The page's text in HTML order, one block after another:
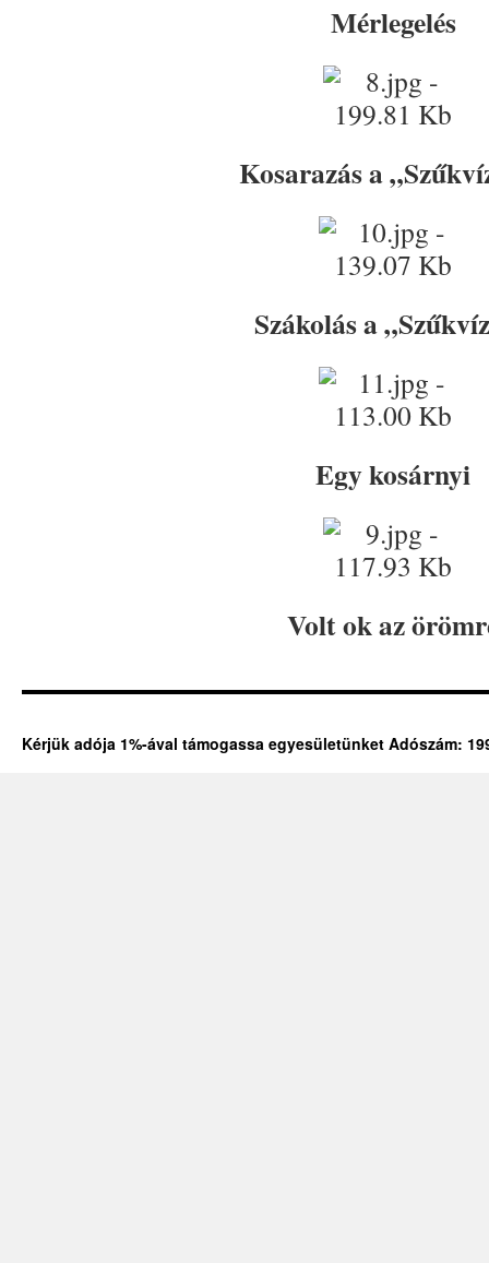
Mérlegelés
Kosarazás a
Szákolás a
Egy kosárnyi
Volt ok az
Kérjük adója 1%-ával támogassa egyesületünket Adószám: